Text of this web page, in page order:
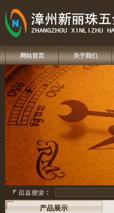
网站首页 关于我们
产品展示